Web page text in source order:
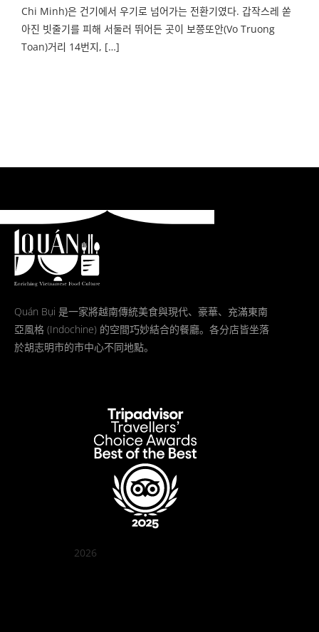
Chi Minh)은 건기에서 우기로 넘어가는 전환기였다. 갑작스레 쏟
아진 빗줄기를 피해 서둘러 뛰어든 곳이 보쯩또안(Vo Truong
Toan)거리 14번지, […]
Quán Bụi 是一家將越南傳統美食與現代、豪華、充滿東南
亞風格 (Indochine) 的空間巧妙結合的餐廳。各分店皆坐落
於胡志明市的市中心不同地點。
2026